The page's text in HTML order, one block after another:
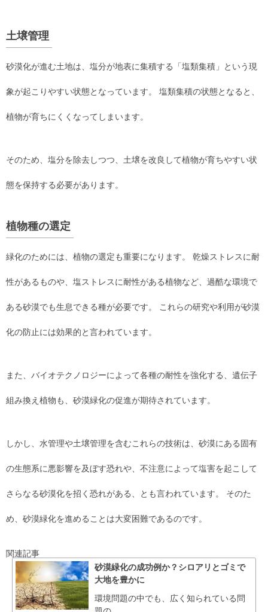
土壌管理
砂漠化が進む土地は、塩分が地表に集積する「塩類集積」という現
象が起こりやすい状態となっています。 塩類集積の状態となると、
植物が育ちにくくなってしまいます。
そのため、塩分を除去しつつ、土壌を改良して植物が育ちやすい状
態を保持する必要があります。
植物種の選定
緑化のためには、植物の選定も重要になります。 乾燥ストレスに耐
性があるものや、塩ストレスに耐性がある植物など、過酷な環境で
ある砂漠でも生息できる種が必要です。 これらの研究や利用が砂漠
化の防止には効果的と言われています。
また、バイオテクノロジーによって各種の耐性を強化する、遺伝子
組み換え植物も、砂漠緑化の促進が期待されています。
しかし、水管理や土壌管理を含むこれらの技術は、砂漠にある固有
の生態系に悪影響を及ぼす恐れや、不注意によって塩害を起こして
さらなる砂漠化を招く恐れがある、とも言われています。 そのた
め、砂漠緑化を進めることは大変困難であるのです。
関連記事
砂漠緑化の成功例か？シロアリとゴミで
大地を豊かに
環境問題の中でも、広く知られている問